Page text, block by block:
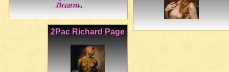
2Pac Richard Page